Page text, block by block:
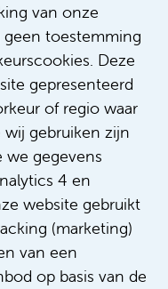
van onze
toestemming
Deze
gepresenteerd
of regio waar
gebruiken zijn
we gegevens
4 en
website gebruikt
(marketing)
van een
op basis van de